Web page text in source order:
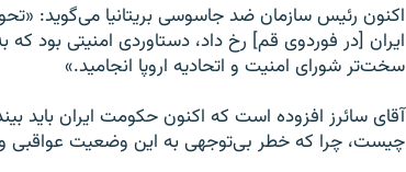
اکنون رئیس سازمان ضد جاسوسی بریتانیا می‌گوید:
ایران [در فوردوی قم] رخ داد، دستاوردی امنیتی بود
سخت‌تر شورای امنیت و اتحادیه اروپا انجامید.»
آقای سائرز افزوده است که اکنون حکومت ایران باید
چیست، چرا که خطر بی‌توجهی به این وضعیت